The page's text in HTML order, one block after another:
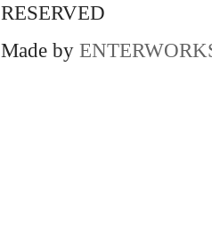
RESERVED
Made by